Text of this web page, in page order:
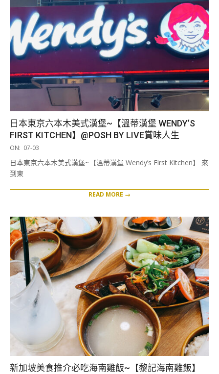
日本東京六本木美式漢堡~【溫蒂漢堡 WENDY’S
FIRST KITCHEN】@POSH BY LIVE賞味人生
2026-
03
ON: 07-03
日本東京六本木美式漢堡~【溫蒂漢堡 Wendy’s First Kitchen】 來
到東
READ MORE →
新加坡美食推介必吃海南雞飯~【黎記海南雞飯】